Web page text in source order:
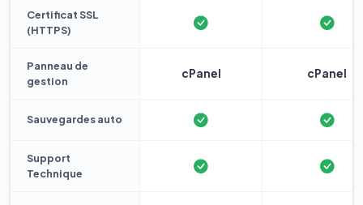
Certificat SSL
(HTTPS)
Panneau de
gestion
cPanel cPanel
Sauvegardes auto
Support
Technique